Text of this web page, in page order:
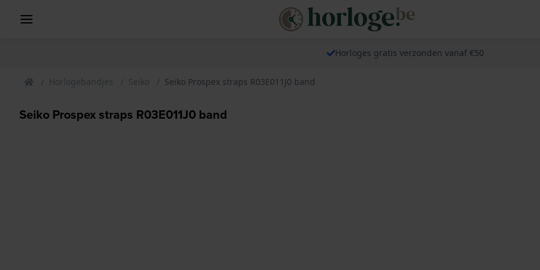
Horloges gratis verzonden vanaf €50
Horlogebandjes Seiko Seiko Prospex straps R03E011J0 band
Seiko Prospex straps R03E011J0 band